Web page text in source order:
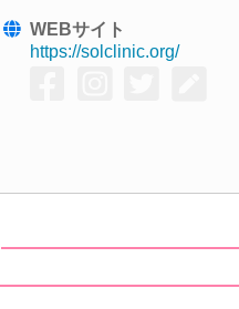
WEBサイト
https://solclinic.org/